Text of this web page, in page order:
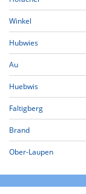
Winkel
Hubwies
Au
Huebwis
Faltigberg
Brand
Ober-Laupen